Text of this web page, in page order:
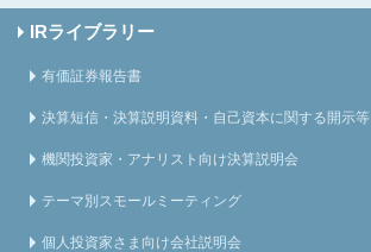
IRライブラリー
有価証券報告書
決算短信・決算説明資料・自己資本に関する開示等
機関投資家・アナリスト向け決算説明会
テーマ別スモールミーティング
個人投資家さま向け会社説明会